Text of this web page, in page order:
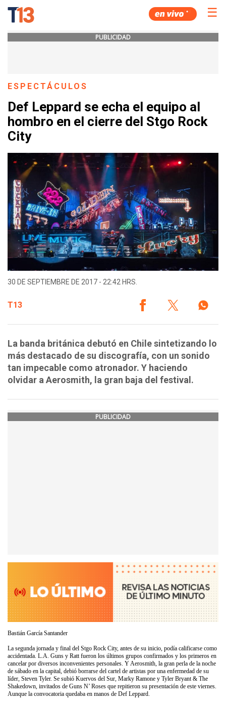
☰
PUBLICIDAD
ESPECTÁCULOS
Def Leppard se echa el equipo al
hombro en el cierre del Stgo Rock
City
30 DE SEPTIEMBRE DE 2017 - 22:42 HRS.
T13
La banda británica debutó en Chile sintetizando lo
más destacado de su discografía, con un sonido
tan impecable como atronador. Y haciendo
olvidar a Aerosmith, la gran baja del festival.
PUBLICIDAD
Bastián García Santander
La segunda jornada y final del Stgo Rock City, antes de su inicio, podía calificarse como
accidentada. L.A. Guns y Ratt fueron los últimos grupos confirmados y los primeros en
cancelar por diversos inconvenientes personales. Y Aerosmith, la gran perla de la noche
de sábado en la capital, debió borrarse del cartel de artistas por una enfermedad de su
líder, Steven Tyler. Se subió Kuervos del Sur, Marky Ramone y Tyler Bryant & The
Shakedown, invitados de Guns N’ Roses que repitieron su presentación de este viernes.
Aunque la convocatoria quedaba en manos de Def Leppard.